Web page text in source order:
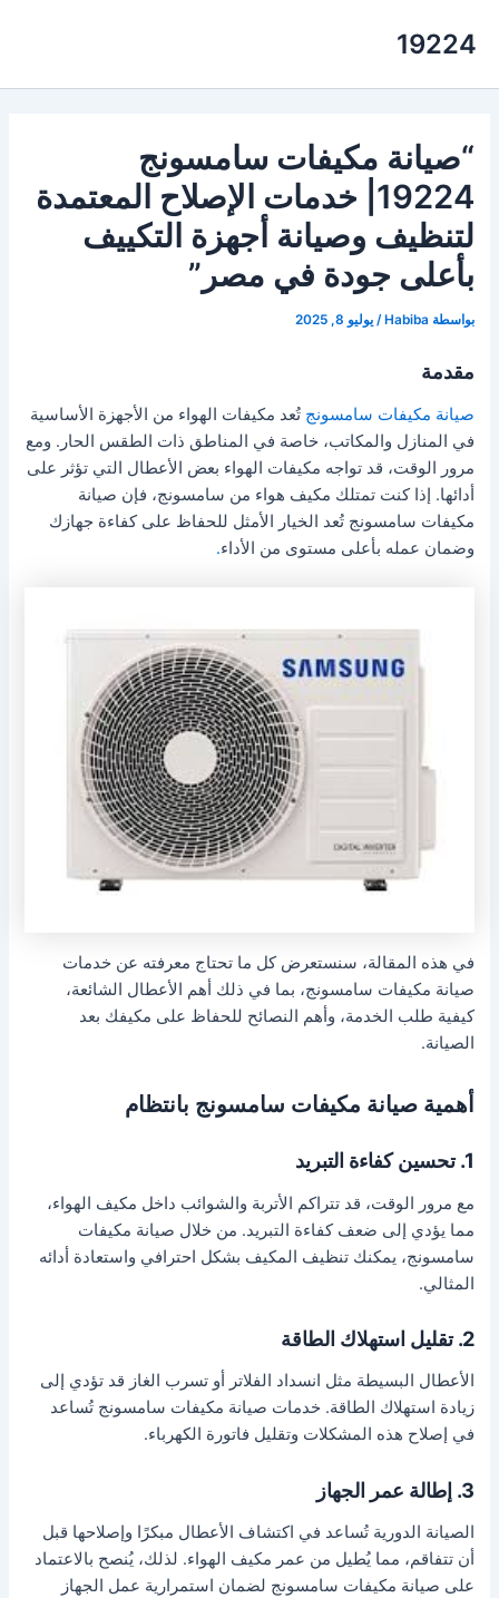
19224
“صيانة مكيفات سامسونج
19224| خدمات الإصلاح المعتمدة
لتنظيف وصيانة أجهزة التكييف
بأعلى جودة في مصر”
بواسطة Habiba
/يوليو 8, 2025
مقدمة
صيانة مكيفات سامسونج تُعد مكيفات الهواء من الأجهزة الأساسية
في المنازل والمكاتب، خاصة في المناطق ذات الطقس الحار. ومع
مرور الوقت، قد تواجه مكيفات الهواء بعض الأعطال التي تؤثر على
أدائها. إذا كنت تمتلك مكيف هواء من سامسونج، فإن صيانة
مكيفات سامسونج تُعد الخيار الأمثل للحفاظ على كفاءة جهازك
وضمان عمله بأعلى مستوى من الأداء.
في هذه المقالة، سنستعرض كل ما تحتاج معرفته عن خدمات
صيانة مكيفات سامسونج، بما في ذلك أهم الأعطال الشائعة،
كيفية طلب الخدمة، وأهم النصائح للحفاظ على مكيفك بعد
الصيانة.
أهمية صيانة مكيفات سامسونج بانتظام
1. تحسين كفاءة التبريد
مع مرور الوقت، قد تتراكم الأتربة والشوائب داخل مكيف الهواء،
مما يؤدي إلى ضعف كفاءة التبريد. من خلال صيانة مكيفات
سامسونج، يمكنك تنظيف المكيف بشكل احترافي واستعادة أدائه
المثالي.
2. تقليل استهلاك الطاقة
الأعطال البسيطة مثل انسداد الفلاتر أو تسرب الغاز قد تؤدي إلى
زيادة استهلاك الطاقة. خدمات صيانة مكيفات سامسونج تُساعد
في إصلاح هذه المشكلات وتقليل فاتورة الكهرباء.
3. إطالة عمر الجهاز
الصيانة الدورية تُساعد في اكتشاف الأعطال مبكرًا وإصلاحها قبل
أن تتفاقم، مما يُطيل من عمر مكيف الهواء. لذلك، يُنصح بالاعتماد
على صيانة مكيفات سامسونج لضمان استمرارية عمل الجهاز